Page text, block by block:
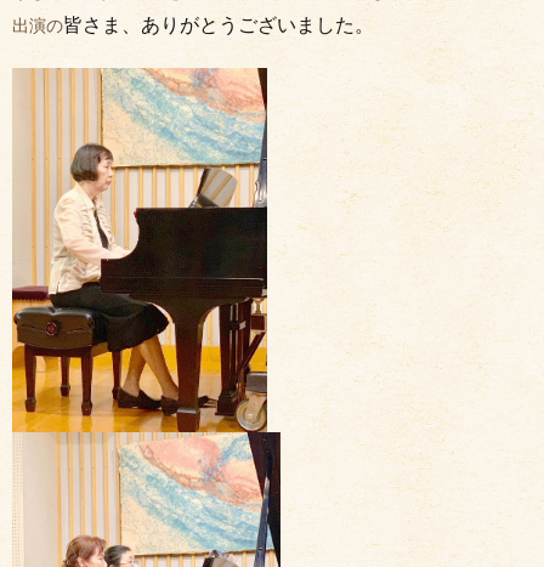
出演の皆さま、ありがとうございました。